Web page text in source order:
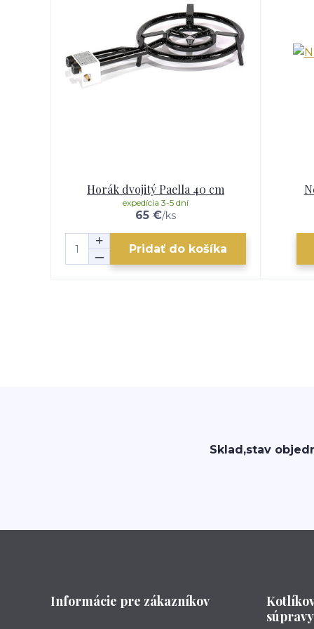
Horák dvojitý Paella 40 cm
65 €/ks
expedícia 3-5 dní
Pridať do košíka
Sklad,stav
Informácie pre zákazníkov
súpravy